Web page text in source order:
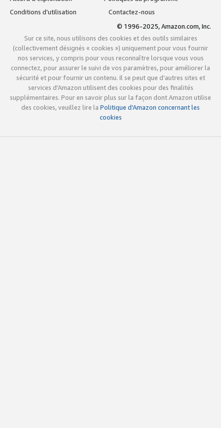
Conditions d’utilisation
Contactez-nous
© 1996-2025, Amazon.com, Inc.
Sur ce site, nous utilisons des cookies et des outils similaires
(collectivement désignés « cookies ») uniquement pour vous fournir
nos services, y compris pour vous reconnaître lorsque vous vous
connectez, pour assurer le suivi de vos paramètres, pour améliorer la
sécurité et pour fournir un contenu. Il se peut que d’autres sites et
services d’Amazon utilisent des cookies pour des finalités
supplémentaires. Pour en savoir plus sur la façon dont Amazon utilise
des cookies, veuillez lire la Politique d’Amazon concernant les
cookies